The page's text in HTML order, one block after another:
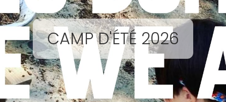
CAMP D'ÉTÉ 2026